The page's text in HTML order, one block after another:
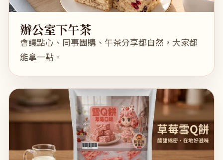
辦公室下午茶
會議點心、同事團購、午茶分享都自然，大家都
能拿一點。